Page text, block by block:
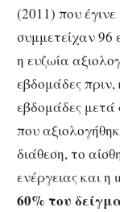
(2011) που
συμμετείχαν 96
η ευζωία
εβδομάδες
εβδομάδες μετά
που
διάθεση, το
ενέργειας και η
60% του